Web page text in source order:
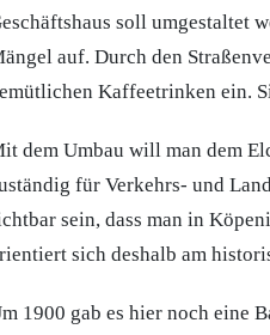
soll umgestaltet
auf. Durch den
Kaffeetrinken ein.
dem Umbau will man dem
für Verkehrs- und
sein, dass man in
sich deshalb am
1900 gab es hier noch eine